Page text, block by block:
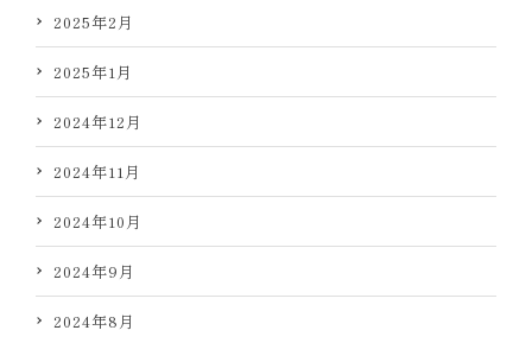
2025年2月
2025年1月
2024年12月
2024年11月
2024年10月
2024年9月
2024年8月